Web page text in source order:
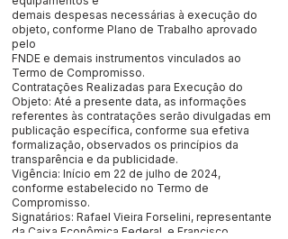
demais despesas necessárias à execução do
objeto, conforme Plano de Trabalho aprovado
pelo
FNDE e demais instrumentos vinculados ao
Termo de Compromisso.
Contratações Realizadas para Execução do
Objeto: Até a presente data, as informações
referentes às contratações serão divulgadas em
publicação específica, conforme sua efetiva
formalização, observados os princípios da
transparência e da publicidade.
Vigência: Início em 22 de julho de 2024,
conforme estabelecido no Termo de
Compromisso.
Signatários: Rafael Vieira Forselini, representante
da Caixa Econômica Federal, e Francisco